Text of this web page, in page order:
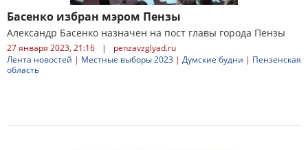
Басенко избран мэром Пензы
Александр Басенко назначен на пост главы города Пензы
27 января 2023, 21:16 |
penzavzglyad.ru
Лента новостей | Местные выборы 2023 | Думские будни | Пензенская
область